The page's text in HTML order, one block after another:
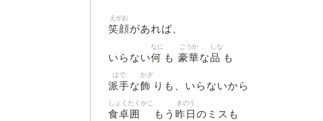
笑顔
えがお
があれば、
いらない何
なに
も 豪華
ごうか
な品
しな
も
派手
はで
な飾
かざ
りも、いらないから
食卓囲
しょくたくかこ
もう 昨日
きのう
のミスも